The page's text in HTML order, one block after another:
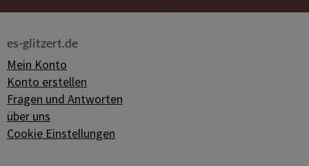
es-glitzert.de
Mein Konto
Konto erstellen
Fragen und Antworten
über uns
Cookie Einstellungen